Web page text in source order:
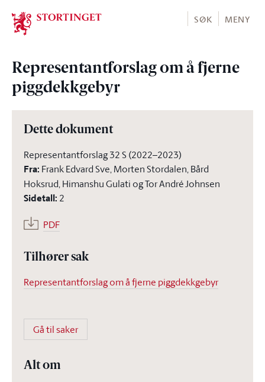
Stortinget.no
SØK MENY
Representantforslag om å fjerne
piggdekkgebyr
Dette dokument
Representantforslag 32 S (2022–2023)
Fra: Frank Edvard Sve, Morten Stordalen, Bård
Hoksrud, Himanshu Gulati og Tor André Johnsen
Sidetall: 2
PDF
Tilhører sak
Representantforslag om å fjerne piggdekkgebyr
Gå til saker
Alt om